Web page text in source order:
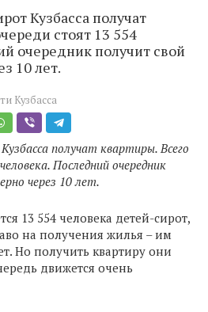
Кузбасса получат
стоят 13 554
очередник получит свой
10 лет.
Кузбасса
получат квартиры. Всего
Последний очередник
через 10 лет.
13 554 человека детей-сирот,
на получения жилья – им
Но получить квартиру они
движется очень